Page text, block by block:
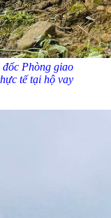
Phòng giao
tế tại hộ vay